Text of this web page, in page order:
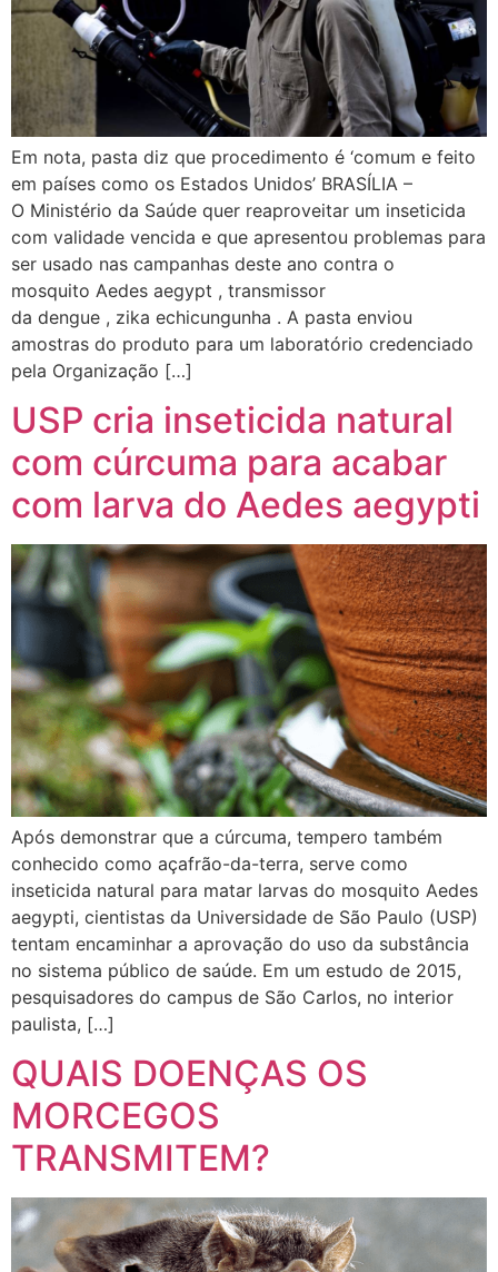
Em nota, pasta diz que procedimento é ‘comum e feito
em países como os Estados Unidos’ BRASÍLIA –
O Ministério da Saúde quer reaproveitar um inseticida
com validade vencida e que apresentou problemas para
ser usado nas campanhas deste ano contra o
mosquito Aedes aegypt , transmissor
da dengue , zika echicungunha . A pasta enviou
amostras do produto para um laboratório credenciado
pela Organização […]
USP cria inseticida natural
com cúrcuma para acabar
com larva do Aedes aegypti
Após demonstrar que a cúrcuma, tempero também
conhecido como açafrão-da-terra, serve como
inseticida natural para matar larvas do mosquito Aedes
aegypti, cientistas da Universidade de São Paulo (USP)
tentam encaminhar a aprovação do uso da substância
no sistema público de saúde. Em um estudo de 2015,
pesquisadores do campus de São Carlos, no interior
paulista, […]
QUAIS DOENÇAS OS
MORCEGOS
TRANSMITEM?